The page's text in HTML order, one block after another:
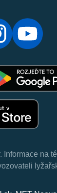
Informace na